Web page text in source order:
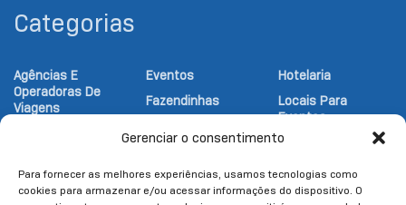
Gerenciar o consentimento
Para fornecer as melhores experiências, usamos tecnologias como
cookies para armazenar e/ou acessar informações do dispositivo. O
Categorias
Agências E
Operadoras De
Viagens
Atrativos
Turísticos
Eventos
Fazendinhas
Gastronômico
Gastronomia
Hipicas
Hotelaria
Locais Para
Eventos
Notícias Turismo
Parques
Pesqueiros